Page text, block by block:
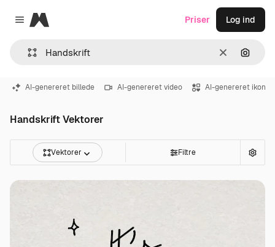
Close menu
Magnific
Klar Søg
Priser Log ind
AI-genereret billede AI-genereret video AI-genereret ikon
Handskrift Vektorer
Vektorer Filtre